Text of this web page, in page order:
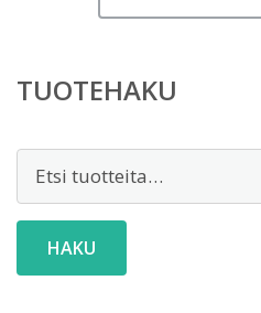
TUOTEHAKU
Etsi:
HAKU